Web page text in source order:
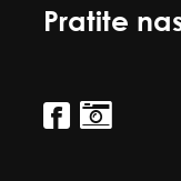
Pratite